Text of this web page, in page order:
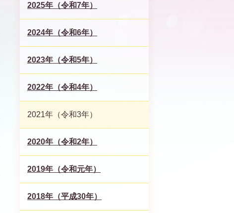
2025年（令和7年）
2024年（令和6年）
2023年（令和5年）
2022年（令和4年）
2021年（令和3年）
2020年（令和2年）
2019年（令和元年）
2018年（平成30年）